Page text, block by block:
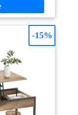
table basse en
installé sur votre
discret pour
Le compartiment
livres, plaids ou
ordonné Solide et
et MDF
peut supporter
pendant de
: Grâce aux
cette table
seulement 30
-15%